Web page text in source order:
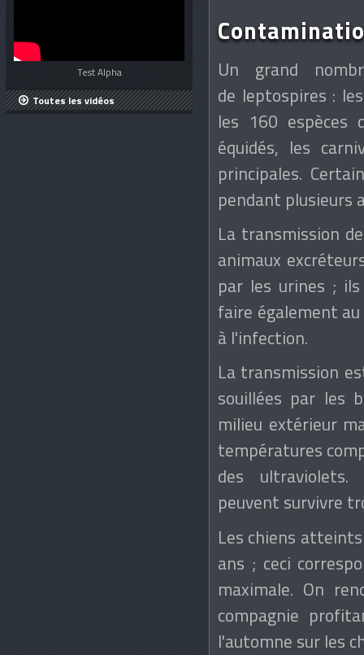
Test Alpha
Toutes les vidéos
Un grand
de leptospires :
les 160 espèces
équidés, les
principales.
pendant plusieurs
La transmission
animaux
par les urines ;
faire également
à l'infection.
La transmission
souillées par les
milieu extérieur
températures
des
peuvent survivre
Les chiens
ans ; ceci
maximale. On
compagnie
l'automne sur les